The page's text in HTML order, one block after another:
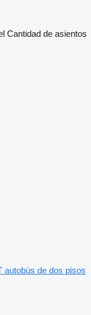
Cantidad de asientos
autobús de dos pisos